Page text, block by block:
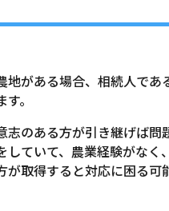
地がある場合、相続人であ
。
志のある方が引き継げば問
していて、農業経験がなく
が取得すると対応に困る可